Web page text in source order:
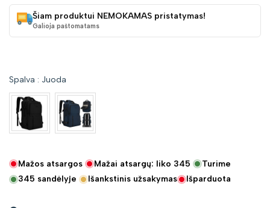
Šiam produktui NEMOKAMAS pristatymas!
Galioja paštomatams
Spalva : Juoda
Mažos atsargos Mažai atsargų: liko 345
Turime
345 sandėlyje Išankstinis užsakymas Išparduota